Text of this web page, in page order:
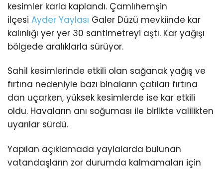
kesimler karla kaplandı. Çamlıhemşin
ilçesi Ayder Yaylası Galer Düzü mevkiinde kar
kalınlığı yer yer 30 santimetreyi aştı. Kar yağışı
bölgede aralıklarla sürüyor.
Sahil kesimlerinde etkili olan sağanak yağış ve
fırtına nedeniyle bazı binaların çatıları fırtına
dan uçarken, yüksek kesimlerde ise kar etkili
oldu. Havaların anı soğuması ile birlikte valilikten
uyarılar sürdü.
Yapılan açıklamada yaylalarda bulunan
vatandaşların zor durumda kalmamaları için